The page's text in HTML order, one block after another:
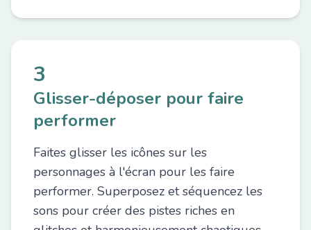
3
Glisser-déposer pour faire
performer
Faites glisser les icônes sur les
personnages à l'écran pour les faire
performer. Superposez et séquencez les
sons pour créer des pistes riches en